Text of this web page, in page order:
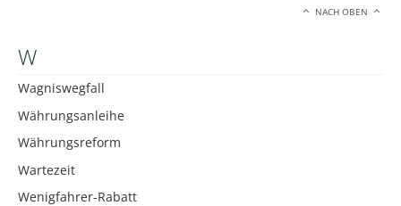
NACH OBEN
W
Wagniswegfall
Währungsanleihe
Währungsreform
Wartezeit
Wenigfahrer-Rabatt